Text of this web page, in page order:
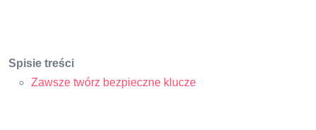
Spisie treści
Zawsze twórz bezpieczne klucze